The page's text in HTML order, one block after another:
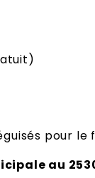
pour le
au